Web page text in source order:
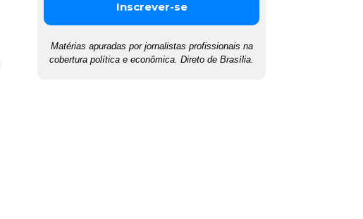
Matérias apuradas por jornalistas profissionais na
cobertura política e econômica. Direto de Brasília.